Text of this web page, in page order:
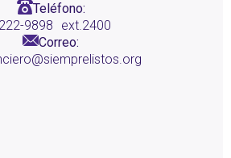
Teléfono:
9898
ext.2400
Correo: